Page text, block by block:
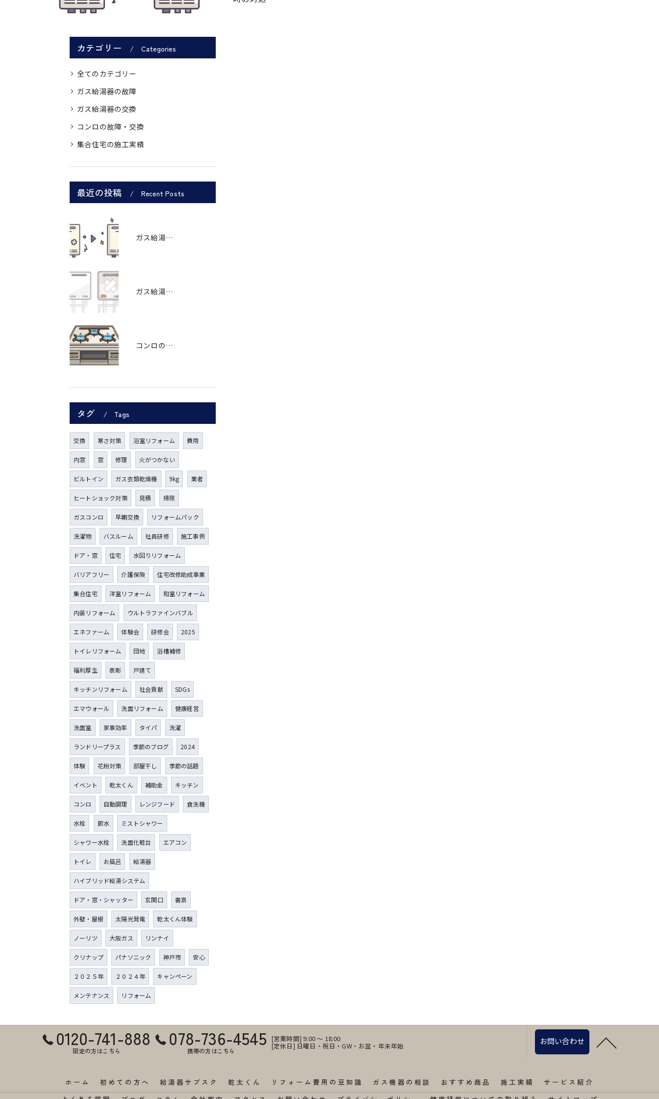
カテゴリー Categories
全てのカテゴリー
ガス給湯器の故障
ガス給湯器の交換
コンロの故障・交換
集合住宅の施工実績
最近の投稿 Recent Posts
ガス給湯器の故障
ガス給湯器の交換
コンロの故障・交換
タグ Tags
交換 寒さ対策 浴室リフォーム 費用
内窓 窓 修理 火がつかない
ビルトイン ガス衣類乾燥機 9kg 業者
ヒートショック対策 見積 掃除
ガスコンロ 早期交換 リフォームパック
洗濯物 バスルーム 社員研修 施工事例
ドア・窓 住宅 水回りリフォーム
バリアフリー 介護保険 住宅改修助成事業
集合住宅 洋室リフォーム 和室リフォーム
内装リフォーム ウルトラファインバブル
エネファーム 体験会 研修会 2025
トイレリフォーム 団地 浴槽補修
福利厚生 表彰 戸建て
キッチンリフォーム 社会貢献 SDGs
エマウォール 洗面リフォーム 健康経営
洗面室 家事効率 タイパ 洗濯
ランドリープラス 季節のブログ 2024
体験 花粉対策 部屋干し 季節の話題
イベント 乾太くん 補助金 キッチン
コンロ 自動調理 レンジフード 食洗機
水栓 節水 ミストシャワー
シャワー水栓 洗面化粧台 エアコン
トイレ お風呂 給湯器
ハイブリッド給湯システム
ドア・窓・シャッター 玄関口 書斎
外壁・屋根 太陽光発電 乾太くん体験
ノーリツ 大阪ガス リンナイ
クリナップ パナソニック 神戸市 安心
２０２５年 ２０２４年 キャンペーン
メンテナンス リフォーム
0120-741-888
固定の方はこちら
078-736-4545
携帯の方はこちら
[営業時間] 9:00 ～ 18:00
[定休日] 日曜日・祝日・GW・お盆・年末年始 お問い合わせ
ホーム 初めての方へ 給湯器サブスク 乾太くん リフォーム費用の豆知識 ガス機器の相談 おすすめ商品 施工実績
サービス紹介